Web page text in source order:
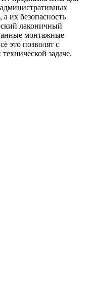
их безопасность
лаконичный
монтажные
это позволят с
задаче.